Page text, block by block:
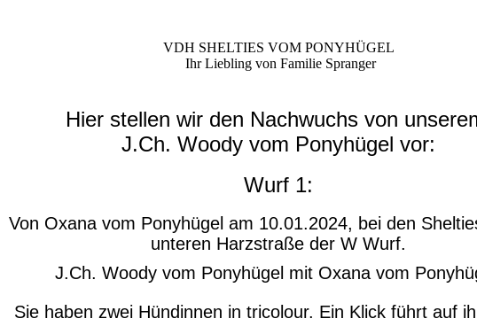
VDH SHELTIES VOM PONYHÜGEL
Ihr Liebling von Familie Spranger
Hier stellen wir den Nachwuchs von
J.Ch. Woody vom Ponyhügel vor:
Wurf 1:
Von Oxana vom Ponyhügel am 10.01.2024, bei den
unteren Harzstraße der W Wurf.
J.Ch. Woody vom Ponyhügel mit Oxana vom
Sie haben zwei Hündinnen in tricolour. Ein Klick führt auf